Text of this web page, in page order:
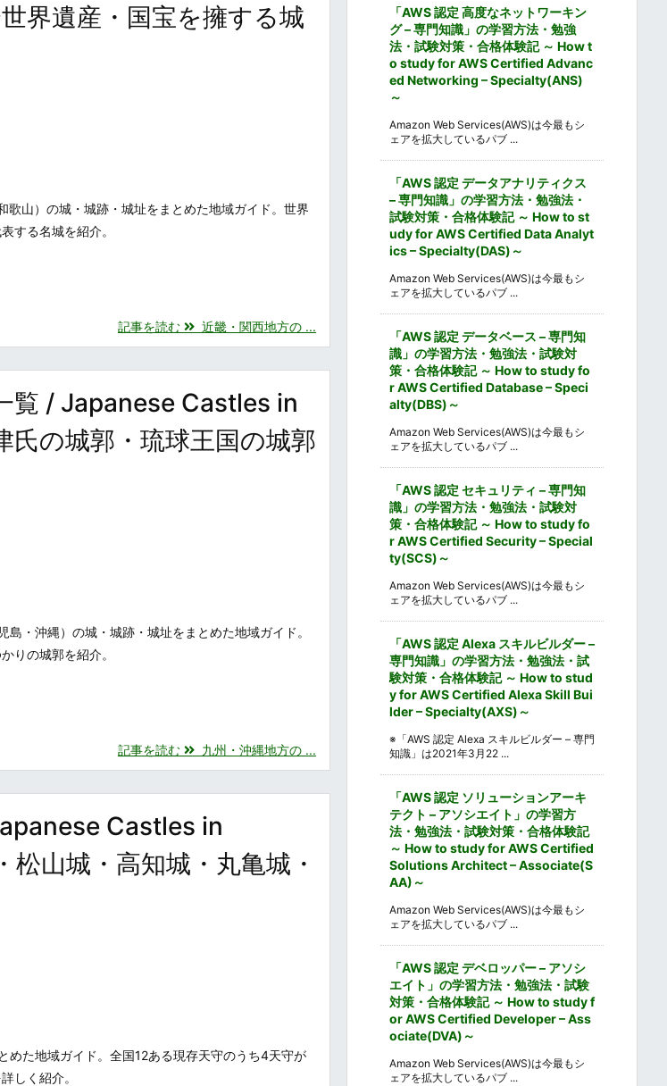
界遺産・国宝を擁する城
山）の城・城跡・城址をまとめた地域ガイド。世界
する名城を紹介。
記事を読む 近畿・関西地方の ...
覧 / Japanese Castles in
の城郭・琉球王国の城郭
・沖縄）の城・城跡・城址をまとめた地域ガイド。
りの城郭を紹介。
記事を読む 九州・沖縄地方の ...
Castles in
山城・高知城・丸亀城・
めた地域ガイド。全国12ある現存天守のうち4天守が
しく紹介。
「AWS 認定 高度なネットワーキン
グ – 専門知識」の学習方法・勉強
法・試験対策・合格体験記 ～ How t
o study for AWS Certified Advanc
ed Networking – Specialty(ANS)
～
Amazon Web Services(AWS)は今最もシ
ェアを拡大しているパブ ...
「AWS 認定 データアナリティクス
– 専門知識」の学習方法・勉強法・
試験対策・合格体験記 ～ How to st
udy for AWS Certified Data Analyt
ics – Specialty(DAS)～
Amazon Web Services(AWS)は今最もシ
ェアを拡大しているパブ ...
「AWS 認定 データベース – 専門知
識」の学習方法・勉強法・試験対
策・合格体験記 ～ How to study fo
r AWS Certified Database – Speci
alty(DBS)～
Amazon Web Services(AWS)は今最もシ
ェアを拡大しているパブ ...
「AWS 認定 セキュリティ – 専門知
識」の学習方法・勉強法・試験対
策・合格体験記 ～ How to study fo
r AWS Certified Security – Special
ty(SCS)～
Amazon Web Services(AWS)は今最もシ
ェアを拡大しているパブ ...
「AWS 認定 Alexa スキルビルダー –
専門知識」の学習方法・勉強法・試
験対策・合格体験記 ～ How to stud
y for AWS Certified Alexa Skill Bui
lder – Specialty(AXS)～
※「AWS 認定 Alexa スキルビルダー – 専門
知識」は2021年3月22 ...
「AWS 認定 ソリューションアーキ
テクト – アソシエイト」の学習方
法・勉強法・試験対策・合格体験記
～ How to study for AWS Certified
Solutions Architect – Associate(S
AA)～
Amazon Web Services(AWS)は今最もシ
ェアを拡大しているパブ ...
「AWS 認定 デベロッパー – アソシ
エイト」の学習方法・勉強法・試験
対策・合格体験記 ～ How to study f
or AWS Certified Developer – Ass
ociate(DVA)～
Amazon Web Services(AWS)は今最もシ
ェアを拡大しているパブ ...